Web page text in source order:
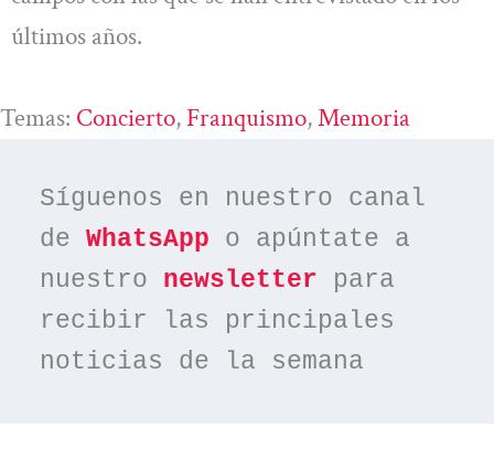
últimos años.
Temas: Concierto, Franquismo, Memoria
Síguenos en nuestro canal
de WhatsApp o apúntate a
nuestro newsletter para
recibir las principales
noticias de la semana